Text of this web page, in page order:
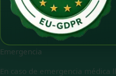
Emergencia
En caso de emergencia